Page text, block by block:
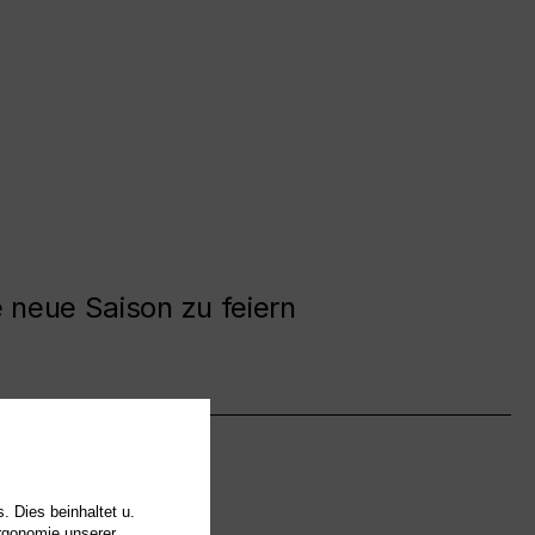
Saison zu feiern
Dies beinhaltet u.